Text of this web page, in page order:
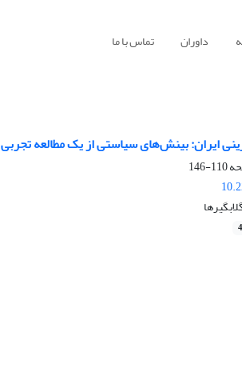
داوران تماس با ما
ایران: بینش‌های سیاستی از یک مطالعه تجربی
110-146